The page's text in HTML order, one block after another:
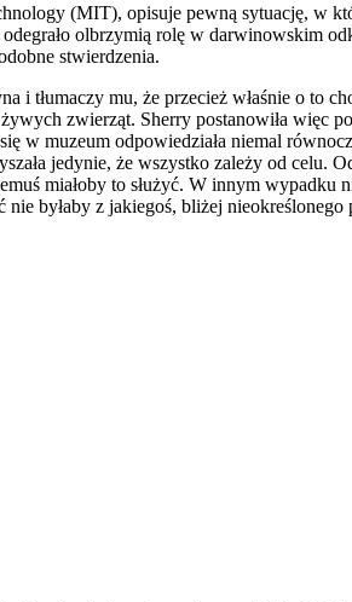
(MIT), opisuje pewną sytuację, w
olbrzymią rolę w darwinowskim
stwierdzenia.
tłumaczy mu, że przecież właśnie o to
zwierząt. Sherry postanowiła więc
w muzeum odpowiedziała niemal
jedynie, że wszystko zależy od celu.
miałoby to służyć. W innym wypadku
byłaby z jakiegoś, bliżej nieokreślonego